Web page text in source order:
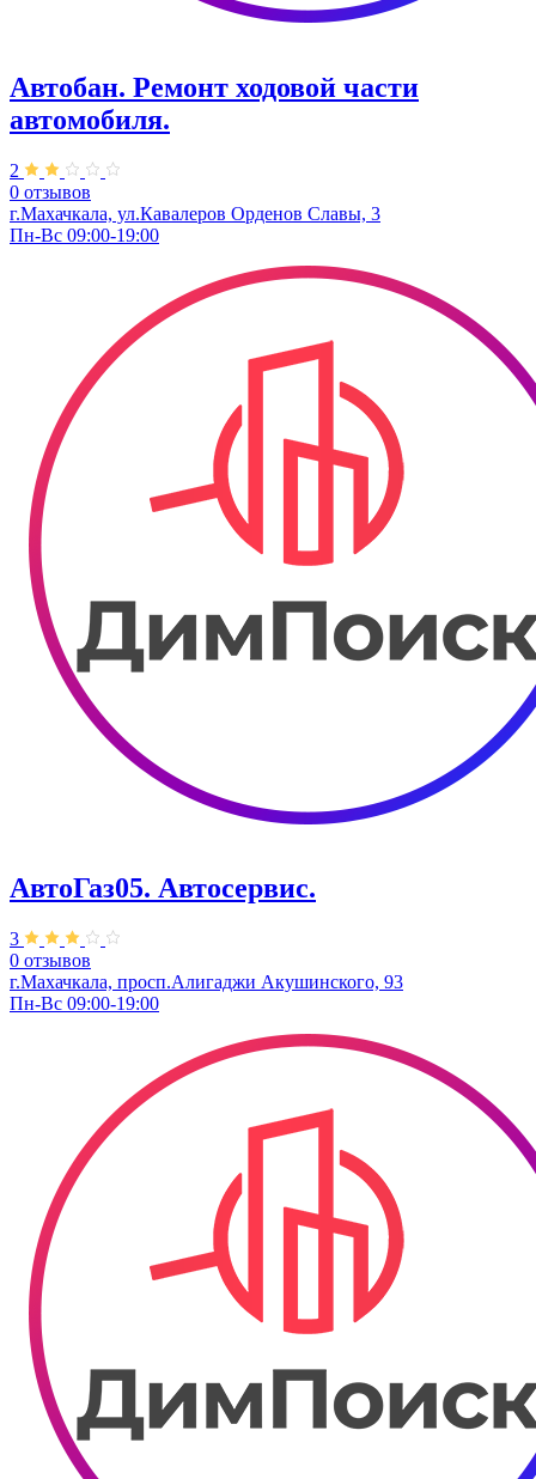
Автобан. ​Ремонт ходовой части
автомобиля.
2
0 отзывов
г.Махачкала, ул.Кавалеров Орденов Славы, 3
Пн-Вс 09:00-19:00
АвтоГаз05. ​Автосервис.
3
0 отзывов
г.Махачкала, просп.Алигаджи Акушинского, 93
Пн-Вс 09:00-19:00